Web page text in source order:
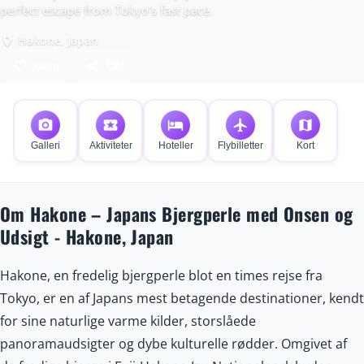
perfect escape from Tokyo’s fast pace.
place Hakone, Japan
photo_camera
Galleri
local_activity
Aktiviteter
hotel
Hoteller
flight
Flybilletter
map
Kort
Om Hakone – Japans Bjergperle med Onsen og
Udsigt - Hakone, Japan
Hakone, en fredelig bjergperle blot en times rejse fra
Tokyo, er en af Japans mest betagende destinationer, kendt
for sine naturlige varme kilder, storslåede
panoramaudsigter og dybe kulturelle rødder. Omgivet af